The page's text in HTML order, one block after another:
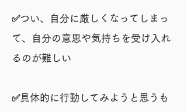
✅つい、自分に厳しくなってしまっ
て、自分の意思や気持ちを受け入れ
るのが難しい
✅具体的に行動してみようと思うも